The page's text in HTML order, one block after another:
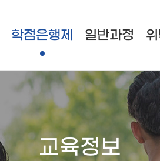
학점은행제 일반과정
교육정보